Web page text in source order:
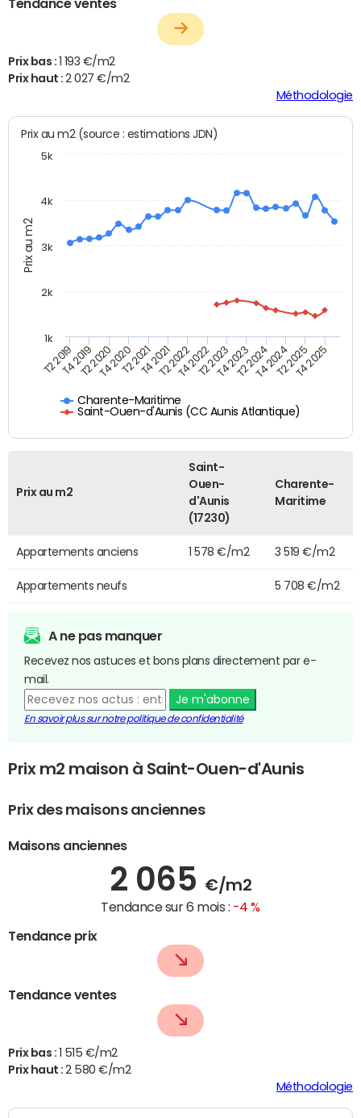
Tendance ventes
Prix bas : 1 193 €/m2
Prix haut :2 027 €/m2
Méthodologie
Prix au m2
Prix au m2 (source : estimations JDN)
Charente-Maritime
Saint-Ouen-d'Aunis (CC Aunis Atlantique)
T2 2019T4 2019T2 2020T4 2020T2 2021T4 2021T2 2022T4 2022T2 2023T4 2023T2 2024T4 2024T2 2025T4 2025
1k
2k
3k
4k
5k
Prix au m2
Saint-
Ouen-
d'Aunis
(17230)
Charente-
Maritime
Appartements anciens 1 578 €/m2 3 519 €/m2
Appartements neufs 5 708 €/m2
A ne pas manquer
Recevez nos astuces et bons plans directement par e-
mail.
Je m'abonne
En savoir plus sur notre politique de confidentialité
Prix m2 maison à Saint-Ouen-d'Aunis
Prix des maisons anciennes
Maisons anciennes
2 065 €/m2
Tendance sur 6 mois : -4 %
Tendance prix
Tendance ventes
Prix bas :
1 515 €/m2
Prix haut :2 580 €/m2
Méthodologie